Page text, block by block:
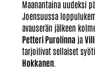
Maanantaina uudeksi
Joensuussa
avauserän jälkeen
Petteri Purolinna ja
tarjoilivat sellaiset
Hokkanen